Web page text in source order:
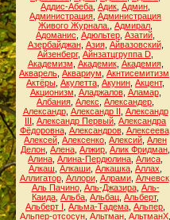
Аддис-Абеба Адик Админ
Администрация Администрация
Живого Журнала.
Адмирал
Адоманис Адюльтер Азатий
Азербайджан, Азия, Айвазовский,
Айзенберг, Айнзатцгруппа D
Академизм Академик, Академия,
Акварель Аквариум Акнтисемитизм
Актёры Акулетта Акунин Акцент,
Акционизм Аладжалов, Аламар,
Албания Алекс Александер
Александр, Александр II Александр
III Александр Первый Александра
Фёдоровна, Александров, Алексеева,
Алексей Алексенко Алексий Ален
Делон Алена Алжир Алик Фридман
Алина Алина-Пердюлина Алиса
Алкаш Алкаши Алкашка Аллах
Аллигатор, Аллори, Алрами, Алчевск,
Аль Пачино, Аль-Джазира, Аль-
Каида Альба Альбац Альберт,
Альберт I Альма-Тадема Альпер
Альпер-отсосун Альтман АльтманХ